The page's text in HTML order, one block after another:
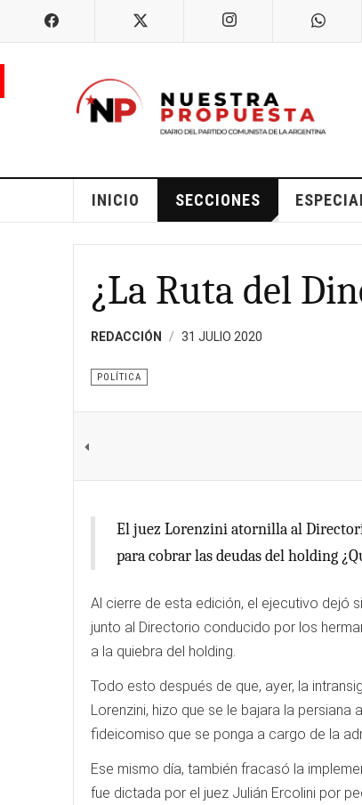
INICIO SECCIONES
¿La Ruta del
REDACCIÓN 31 JULIO 2020
POLÍTICA
El juez Lorenzini atornilla al
para cobrar las deudas del holding
Al cierre de esta edición, el ejecutivo dejó
junto al Directorio conducido por los
a la quiebra del holding.
Todo esto después de que, ayer, la
Lorenzini, hizo que se le bajara la
fideicomiso que se ponga a cargo de la
Ese mismo día, también fracasó la
fue dictada por el juez Julián Ercolini por